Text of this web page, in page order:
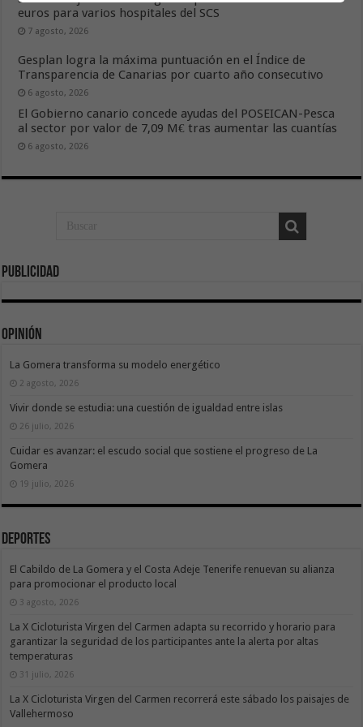
euros para varios hospitales del SCS
7 agosto, 2026
Gesplan logra la máxima puntuación en el Índice de
Transparencia de Canarias por cuarto año consecutivo
6 agosto, 2026
El Gobierno canario concede ayudas del POSEICAN-Pesca
al sector por valor de 7,09 M€ tras aumentar las cuantías
6 agosto, 2026
Publicidad
Opinión
La Gomera transforma su modelo energético
2 agosto, 2026
Vivir donde se estudia: una cuestión de igualdad entre islas
26 julio, 2026
Cuidar es avanzar: el escudo social que sostiene el progreso de La
Gomera
19 julio, 2026
Deportes
El Cabildo de La Gomera y el Costa Adeje Tenerife renuevan su alianza
para promocionar el producto local
3 agosto, 2026
La X Cicloturista Virgen del Carmen adapta su recorrido y horario para
garantizar la seguridad de los participantes ante la alerta por altas
temperaturas
31 julio, 2026
La X Cicloturista Virgen del Carmen recorrerá este sábado los paisajes de
Vallehermoso